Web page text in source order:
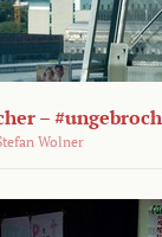
–
Wolner